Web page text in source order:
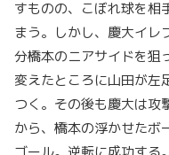
すものの、こぼれ球を相
まう。しかし、慶大イレ
分橋本のニアサイドを狙
変えたところに山田が左
つく。その後も慶大は攻
から、橋本の浮かせたボ